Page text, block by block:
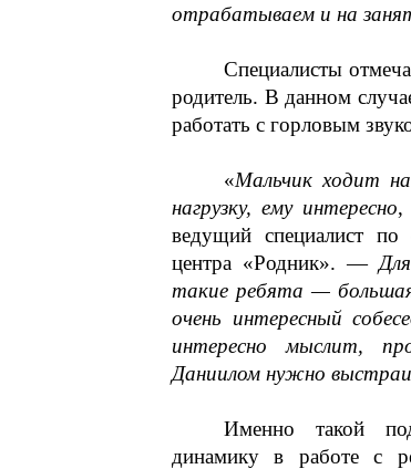
отрабатываем и на
Специалисты
родитель. В данном
работать с горловым
«Мальчик ходит
нагрузку, ему интересно,
ведущий специалист по
центра «Родник». —
такие ребята —
очень интересный
интересно мыслит,
Даниилом нужно
Именно такой
динамику в работе с